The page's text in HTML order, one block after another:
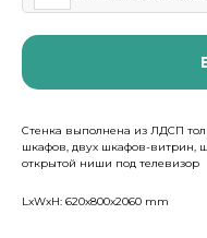
Стенка выполнена из ЛДСП
шкафов, двух шкафов-витрин,
открытой ниши под телевизор
LxWxH: 620x800x2060 mm